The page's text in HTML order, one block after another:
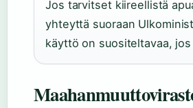
Jos tarvitset kiireellistä
yhteyttä suoraan
käyttö on suositeltavaa,